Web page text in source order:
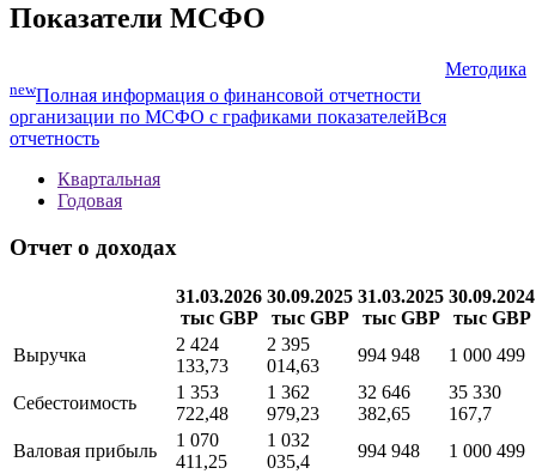
Показатели МСФО
Методика
newПолная информация о финансовой отчетности
организации по МСФО с графиками показателейВся
отчетность
Квартальная
Годовая
Отчет о доходах
31.03.2026
тыс GBP
30.09.2025
тыс GBP
31.03.2025
тыс GBP
30.09.2024
тыс GBP
Выручка
2 424
133,73
2 395
014,63
994 948 1 000 499
Себестоимость
1 353
722,48
1 362
979,23
32 646
382,65
35 330
167,7
Валовая прибыль
1 070
411,25
1 032
035,4
994 948
1 000 499